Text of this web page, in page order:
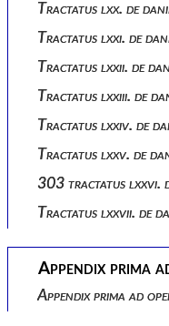
Tractatus lxx. de
Tractatus lxxi. de
Tractatus lxxii. de
Tractatus lxxiii. de
Tractatus lxxiv. de
Tractatus lxxv. de
303 tractatus lxxvi.
Tractatus lxxvii. de
Appendix prima
Appendix prima ad